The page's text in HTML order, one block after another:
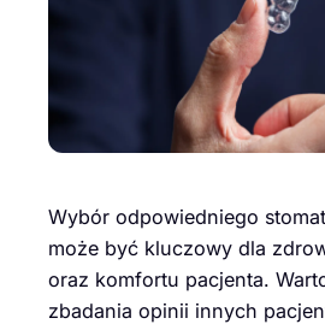
Wybór odpowiedniego
może być kluczowy dla
oraz komfortu pacjenta.
zbadania opinii innych